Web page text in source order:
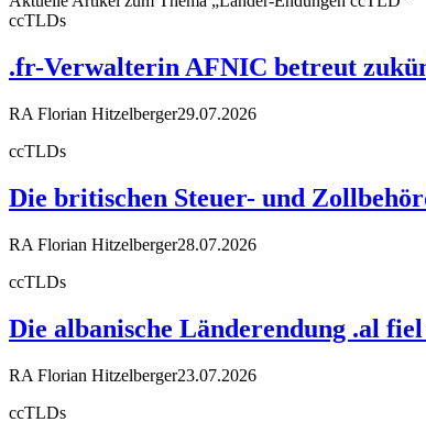
ccTLDs
.fr-Verwalterin AFNIC betreut
RA Florian Hitzelberger29.07.2026
ccTLDs
Die britischen Steuer- und
RA Florian Hitzelberger28.07.2026
ccTLDs
Die albanische Länderendung .al fiel
RA Florian Hitzelberger23.07.2026
ccTLDs